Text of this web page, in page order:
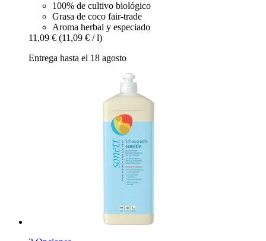
100% de cultivo biológico
Grasa de coco fair-trade
Aroma herbal y especiado
11,09 € (11,09 € / l)
Entrega hasta el 18 agosto